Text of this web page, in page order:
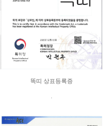
똑띠 상표등록증
.